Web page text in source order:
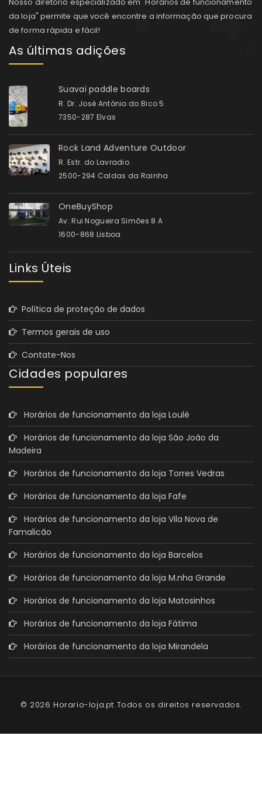
da loja" permite que você encontre a informação que procura
de forma rápida e fácil!
As últimas adições
Suavai paddle boards
R. Dr. José António do Bico 5
7350-287 Elvas
Rock Land Adventure Outdoor
R. Estr. do Lavradio
2500-294 Caldas da Rainha
OneBuyShop
Av. Rui Nogueira Simões 8 A
1600-868 Lisboa
Links Úteis
Política de proteção de dados
Termos gerais de uso
Contate-Nos
Cidades populares
Horários de funcionamento da loja Loulé
Horários de funcionamento da loja São João da
Madeira
Horários de funcionamento da loja Torres Vedras
Horários de funcionamento da loja Fafe
Horários de funcionamento da loja Vila Nova de
Famalicão
Horários de funcionamento da loja Barcelos
Horários de funcionamento da loja M.nha Grande
Horários de funcionamento da loja Matosinhos
Horários de funcionamento da loja Fátima
Horários de funcionamento da loja Mirandela
© 2026 Horario-loja.pt Todos os direitos reservados.